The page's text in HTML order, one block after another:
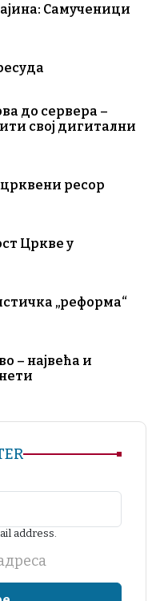
Самученици
до сервера –
свој дигитални
ресор
Цркве у
„реформа“
– највећа и
address.